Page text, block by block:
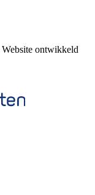
ontwikkeld